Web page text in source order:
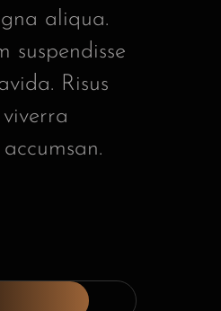
aliqua.
suspendisse
Risus